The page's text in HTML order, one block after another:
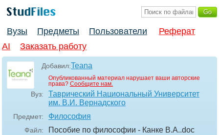
Вузы Предметы Пользователи
Реферат
AI
Заказать работу
Добавил:Teana
Опубликованный материал нарушает ваши авторские
права? Сообщите нам.
Вуз:
Таврический Национальный Университет
им. В.И. Вернадского
Предмет: Философия
Файл: Пособие по философии - Канке В.А..doc